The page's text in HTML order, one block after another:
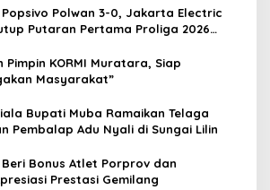
Polwan 3-0, Jakarta Electric
Putaran Pertama Proliga 2026
Pimpin KORMI Muratara, Siap
Masyarakat”
Bupati Muba Ramaikan Telaga
Pembalap Adu Nyali di Sungai Lilin
Bonus Atlet Porprov dan
Prestasi Gemilang